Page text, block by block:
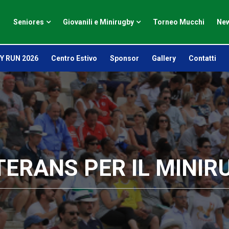
Seniores Giovanili e Minirugby Torneo Mucchi
RUN 2026 Centro Estivo Sponsor Gallery Contatti
PER IL